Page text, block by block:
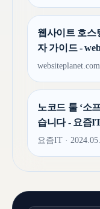
웹사이트 호스
자 가이드 -
노코드 툴 ‘소
습니다 - 요즘
요즘IT ·